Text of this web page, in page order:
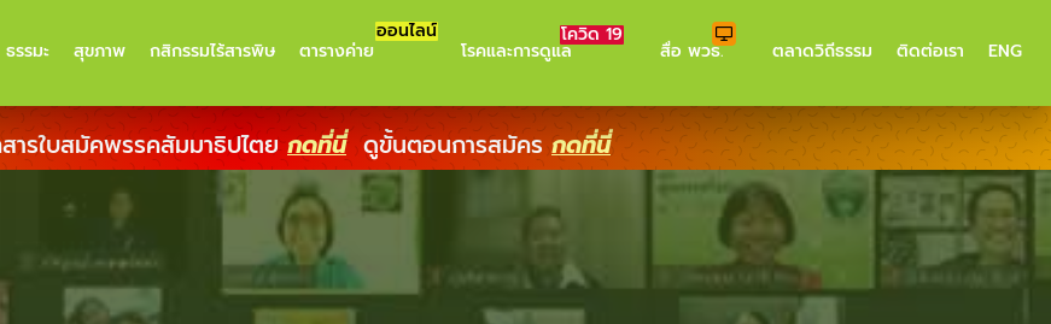
ธรรมะ สุขภาพ กสิกรรมไร้สารพิษ ตารางค่าย
ออนไลน์
โรคและการดูแล
โควิด 19
สื่อ พวธ. ตลาดวิถีธรรม ติดต่อเรา ENG
ารใบสมัคพรรคสัมมาธิปไตยกดที่นี่ ดูขั้นตอนการสมัคร กดที่นี่